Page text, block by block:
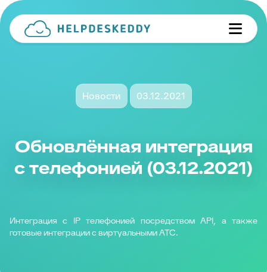
Новости 03.12.2021
Обновлённая интеграция
с телефонией (03.12.2021)
Интеграция с IP телефонией посредством API, а также
готовые интеграции с виртуальными АТС.